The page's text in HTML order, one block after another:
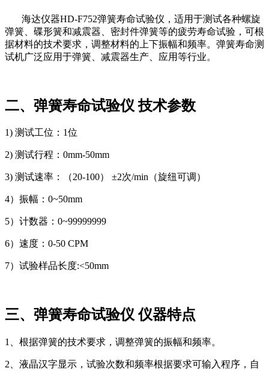
海达仪器HD-F752弹簧寿命试验仪，适用于测试各种螺旋
弹簧、碟形簧和减震器、密封件弹簧等的疲劳寿命试验，可根
据材料的技术要求，调整材料的上下振幅和频率。弹簧寿命测
试机广泛应用于弹簧、减震器生产、应用等行业。
二、弹簧寿命试验仪 技术参数
1) 测试工位：1位
2) 测试行程：0mm-50mm
3) 测试速率：（20-100） ±2次/min（旋纽可调）
4）振幅：0~50mm
5）计数器：0~99999999
6）速度：0-50 CPM
7）试验样品长度:<50mm
三、 弹簧寿命试验仪 仪器特点
1、 根据弹簧的技术要求，调整弹簧的振幅和频率。
2、 液晶汉字显示，试验次数和频率根据要求可输入程序，自